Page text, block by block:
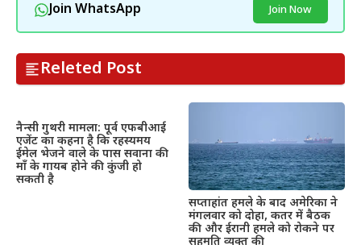
Join WhatsApp Join Now
Releted Post
नैन्सी गुथरी मामला: पूर्व एफबीआई
एजेंट का कहना है कि रहस्यमय
ईमेल भेजने वाले के पास सवाना की
माँ के गायब होने की कुंजी हो
सकती है
सप्ताहांत हमले के बाद अमेरिका ने
मंगलवार को दोहा, कतर में बैठक
की और ईरानी हमले को रोकने पर